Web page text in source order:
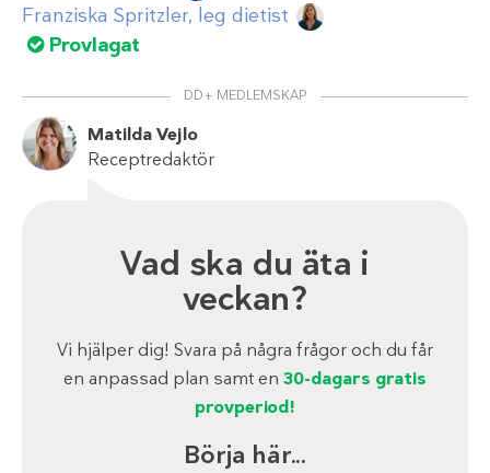
Franziska Spritzler, leg dietist
Provlagat
DD+ MEDLEMSKAP
Matilda Vejlo
Receptredaktör
Vad ska du äta i
veckan?
Vi hjälper dig! Svara på några frågor och du får
en anpassad plan samt en 30-dagars gratis
provperiod!
Börja här...